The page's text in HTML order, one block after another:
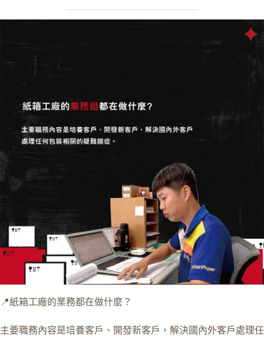
📍紙箱工廠的業務都在做什麼？
主要職務內容是培養客戶、開發新客戶，解決國內外客戶處理任